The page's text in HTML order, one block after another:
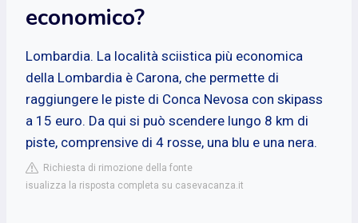
economico?
Lombardia. La località sciistica più economica
della Lombardia è Carona, che permette di
raggiungere le piste di Conca Nevosa con skipass
a 15 euro. Da qui si può scendere lungo 8 km di
piste, comprensive di 4 rosse, una blu e una nera.
Richiesta di rimozione della fonte
isualizza la risposta completa su casevacanza.it